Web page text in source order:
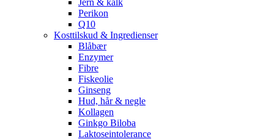
Jern & kalk
Perikon
Q10
Kosttilskud & Ingredienser
Blåbær
Enzymer
Fibre
Fiskeolie
Ginseng
Hud, hår & negle
Kollagen
Ginkgo Biloba
Laktoseintolerance